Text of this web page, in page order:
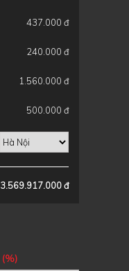
437.000 đ
240.000 đ
1.560.000 đ
500.000 đ
3.569.917.000 đ
(%)